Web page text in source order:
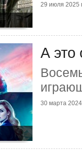
29 июля 2025
А это
30 марта 2024